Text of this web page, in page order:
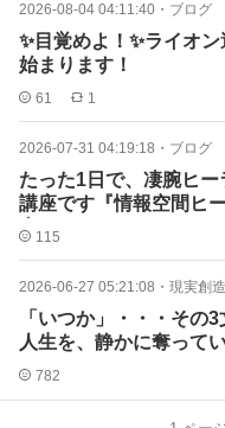
2026-08-04 04:11:40 ・ ブログ
✨目覚めよ！✨ライオ
始まります！
61 1
2026-07-31 04:19:18 ・ ブログ
たった1日で、凄腕ヒー
講座です『情報空間ヒ
座』
115
2026-06-27 05:21:08 ・ 現実創造
「いつか」・・・その
人生を、静かに奪って
782